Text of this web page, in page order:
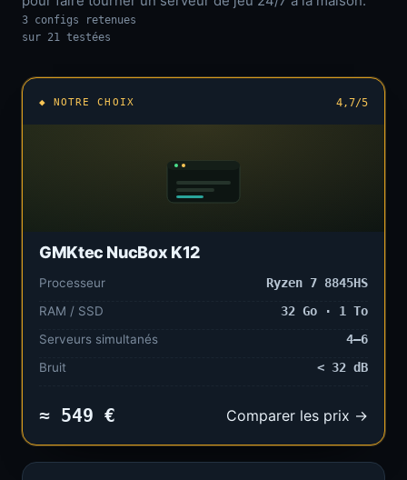
3 configs retenues
sur 21 testées
◆ NOTRE CHOIX 4,7/5
GMKtec NucBox K12
Processeur
Ryzen 7 8845HS
RAM / SSD
32 Go · 1 To
Serveurs simultanés
4–6
Bruit
< 32 dB
≈ 549 € Comparer les prix →